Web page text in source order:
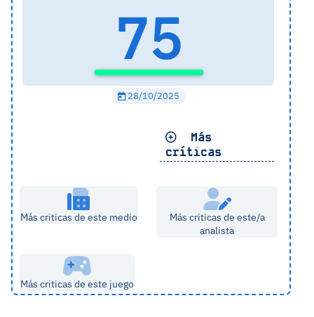
75
28/10/2025
Más
críticas
Más criticas de este medio
Más criticas de este/a
analista
Más criticas de este juego